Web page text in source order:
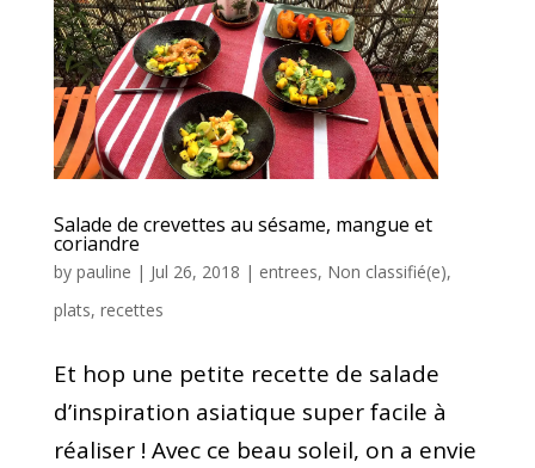
Salade de crevettes au sésame, mangue et
coriandre
by pauline | Jul 26, 2018 | entrees, Non classifié(e),
plats, recettes
Et hop une petite recette de salade
d’inspiration asiatique super facile à
réaliser ! Avec ce beau soleil, on a envie